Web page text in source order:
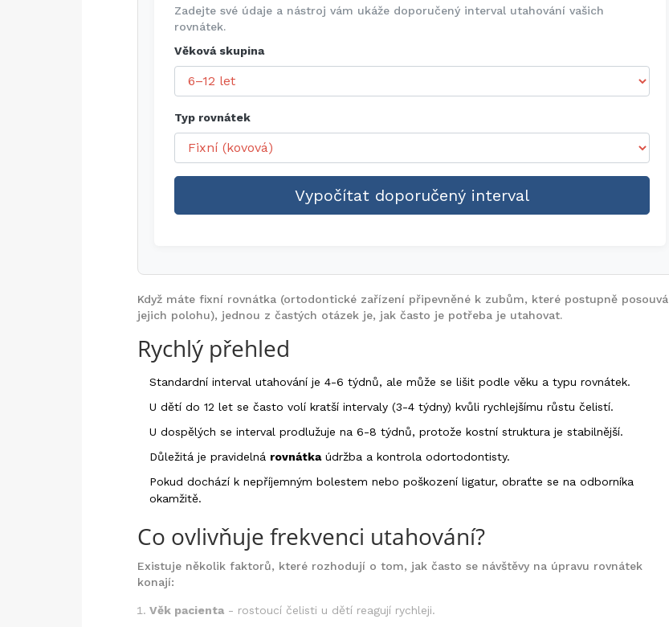
Zadejte své údaje a nástroj vám ukáže doporučený interval utahování vašich
rovnátek.
Věková skupina
Typ rovnátek
Vypočítat doporučený interval
Když máte fixní rovnátka (ortodontické zařízení připevněné k zubům, které postupně posouvá
jejich polohu), jednou z častých otázek je, jak často je potřeba je utahovat.
Rychlý přehled
Standardní interval utahování je 4-6 týdnů, ale může se lišit podle věku a typu rovnátek.
U dětí do 12 let se často volí kratší intervaly (3-4 týdny) kvůli rychlejšímu růstu čelistí.
U dospělých se interval prodlužuje na 6-8 týdnů, protože kostní struktura je stabilnější.
Důležitá je pravidelná rovnátkaúdržba a kontrola odortodontisty.
Pokud dochází k nepříjemným bolestem nebo poškození ligatur, obraťte se na odborníka
okamžitě.
Co ovlivňuje frekvenci utahování?
Existuje několik faktorů, které rozhodují o tom, jak často se návštěvy na úpravu rovnátek
konají:
Věk pacienta - rostoucí čelisti u dětí reagují rychleji.